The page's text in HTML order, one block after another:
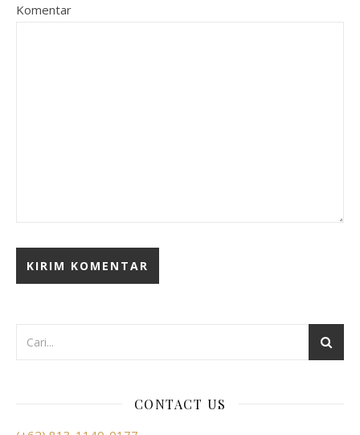
Komentar
CONTACT US